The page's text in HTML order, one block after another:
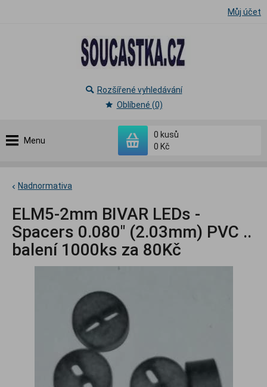
Můj účet
Menu
0 kusů
0 Kč
Rozšířené vyhledávání
Oblíbené (0)
Nadnormativa
ELM5-2mm BIVAR LEDs -
Spacers 0.080" (2.03mm) PVC ..
balení 1000ks za 80Kč